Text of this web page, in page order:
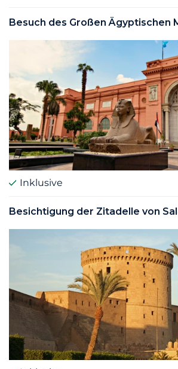
Besuch des Großen Ägyptischen
Inklusive
Besichtigung der Zitadelle von